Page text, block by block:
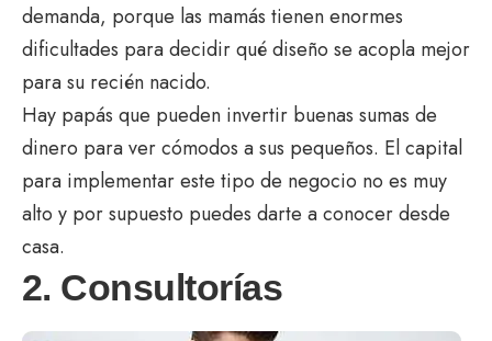
demanda, porque las mamás tienen enormes
dificultades para decidir qué diseño se acopla mejor
para su recién nacido.
Hay papás que pueden invertir buenas sumas de
dinero para ver cómodos a sus pequeños. El capital
para implementar este tipo de negocio no es muy
alto y por supuesto puedes darte a conocer desde
casa.
2. Consultorías